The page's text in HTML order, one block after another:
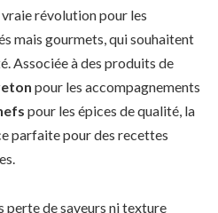
vraie révolution pour les
mais gourmets, qui souhaitent
Associée à des produits de
pour les accompagnements
pour les épices de qualité, la
parfaite pour des recettes
perte de saveurs ni texture